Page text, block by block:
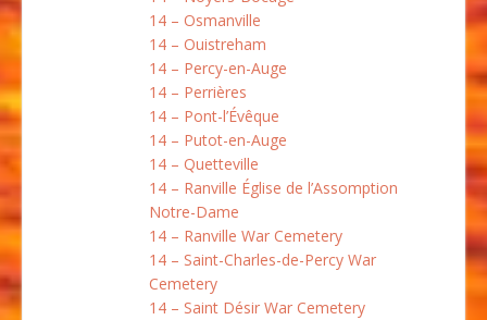
14 – Osmanville
14 – Ouistreham
14 – Percy-en-Auge
14 – Perrières
14 – Pont-l’Évêque
14 – Putot-en-Auge
14 – Quetteville
14 – Ranville Église de l’Assomption
Notre-Dame
14 – Ranville War Cemetery
14 – Saint-Charles-de-Percy War
Cemetery
14 – Saint Désir War Cemetery